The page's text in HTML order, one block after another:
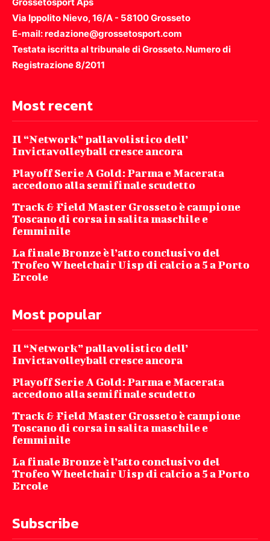
Grossetosport Aps
Via Ippolito Nievo, 16/A - 58100 Grosseto
E-mail: redazione@grossetosport.com
Testata iscritta al tribunale di Grosseto. Numero di
Registrazione 8/2011
Most recent
Il “Network” pallavolistico dell’
Invictavolleyball cresce ancora
Playoff Serie A Gold: Parma e Macerata
accedono alla semifinale scudetto
Track & Field Master Grosseto è campione
Toscano di corsa in salita maschile e
femminile
La finale Bronze è l’atto conclusivo del
Trofeo Wheelchair Uisp di calcio a 5 a Porto
Ercole
Most popular
Il “Network” pallavolistico dell’
Invictavolleyball cresce ancora
Playoff Serie A Gold: Parma e Macerata
accedono alla semifinale scudetto
Track & Field Master Grosseto è campione
Toscano di corsa in salita maschile e
femminile
La finale Bronze è l’atto conclusivo del
Trofeo Wheelchair Uisp di calcio a 5 a Porto
Ercole
Subscribe